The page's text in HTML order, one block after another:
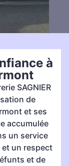
à
SAGNIER
de
et ses
accumulée
un service
un respect
et de